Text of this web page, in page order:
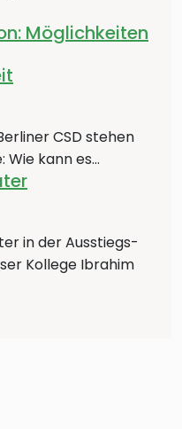
Möglichkeiten
CSD stehen
Wie kann es…
in der Ausstiegs-
Kollege Ibrahim